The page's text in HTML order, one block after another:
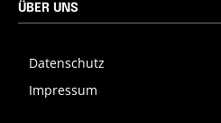
ÜBER UNS
Datenschutz
Impressum